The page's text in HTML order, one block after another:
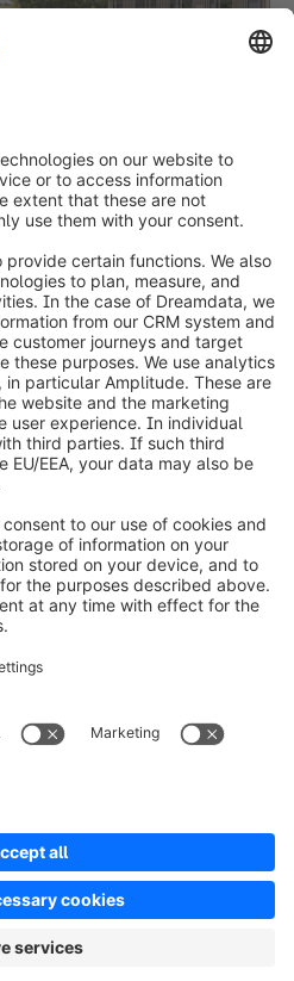
PrivacyLegal notice
AG - All rights reserved